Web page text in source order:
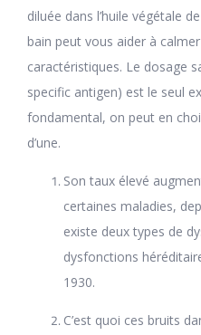
diluée dans l’huile végétale
bain peut vous aider à
caractéristiques. Le dosage
specific antigen) est le seul
fondamental, on peut en
d’une.
Son taux élevé
certaines maladies,
existe deux types de
dysfonctions
1930.
C’est quoi ces bruits